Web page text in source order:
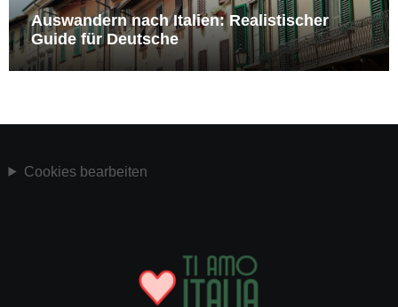
Auswandern nach Italien: Realistischer
Guide für Deutsche
Cookies bearbeiten